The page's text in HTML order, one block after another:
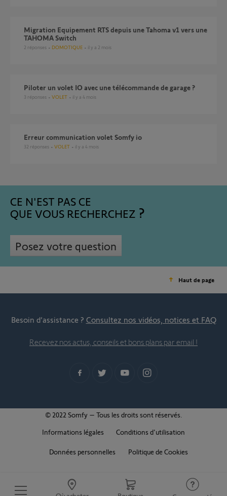
Migration Equipement RTS depuis une Tahoma v1 vers une
TAHOMA Switch
2 réponses DOMOTIQUE il y a 2 mois
Piloter un volet IO avec une télécommande de garage ?
3 réponses VOLET il y a 4 mois
Erreur communication volet Somfy io
32 réponses VOLET il y a 4 mois
CE N'EST PAS CE
QUE VOUS RECHERCHEZ
Posez votre question
Haut de page
Besoin d’assistance ? Consultez nos vidéos, notices et FAQ
Recevez nos actus, conseils et bons plans par email !
© 2022 Somfy – Tous les droits sont réservés.
Informations légales
Conditions d'utilisation
Données personnelles Politique de Cookies